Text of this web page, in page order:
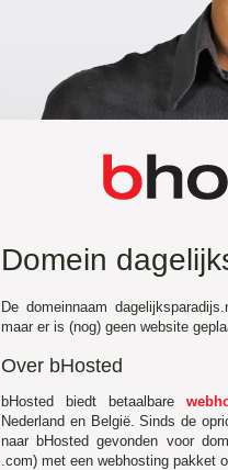
Domein
De domeinnaam
maar er is (nog) geen website
Over bHosted
bHosted biedt betaalbare
Nederland en België. Sinds de
naar bHosted gevonden voor
.com) met een webhosting pakket